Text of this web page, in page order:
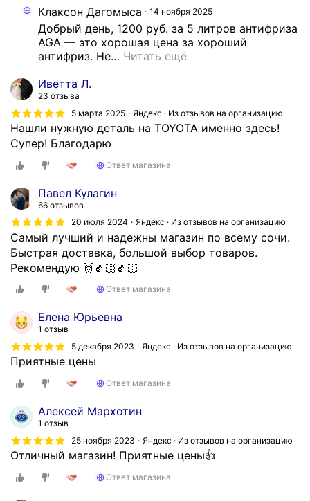
Клаксон Дагомыса 14 ноября 2025
Добрый день, 1200 руб. за 5 литров антифриза
AGA — это хорошая цена за хороший
антифриз. Не… Читать ещё
Иветта Л.
23 отзыва
5 марта 2025
Яндекс · Из отзывов на организацию
Нашли нужную деталь на TOYOTA именно здесь!
Супер! Благодарю
Ответ магазина
Павел Кулагин
66 отзывов
20 июля 2024
Яндекс · Из отзывов на организацию
Самый лучший и надежны магазин по всему сочи.
Быстрая доставка, большой выбор товаров.
Рекомендую 🙌👍🏻👍🏻
Ответ магазина
Елена Юрьевна
1 отзыв
5 декабря 2023
Яндекс · Из отзывов на организацию
Приятные цены
Ответ магазина
Алексей Мархотин
1 отзыв
25 ноября 2023
Яндекс · Из отзывов на организацию
Отличный магазин! Приятные цены👍
Ответ магазина